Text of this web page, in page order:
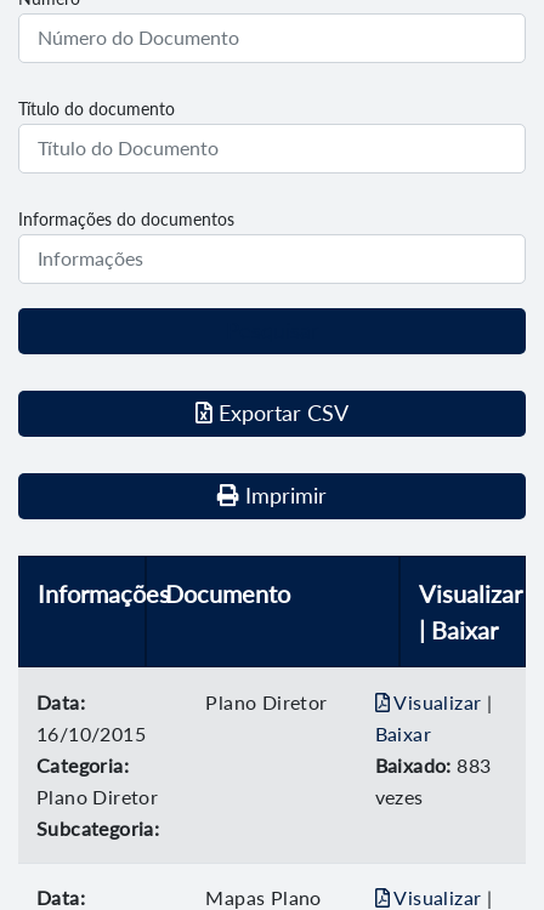
Título do documento
Informações do documentos
Exportar CSV
Imprimir
InformaçõesDocumento
Visualizar
| Baixar
Data:
16/10/2015
Categoria:
Plano Diretor
Subcategoria:
Plano Diretor Visualizar |
Baixar
Baixado: 883
vezes
Data:
Mapas Plano
Visualizar |